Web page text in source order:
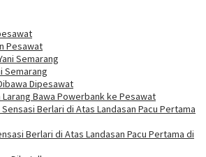
Pesawat
Semarang
Bawa Powerbank ke Pesawat
Berlari di Atas Landasan Pacu Pertama di